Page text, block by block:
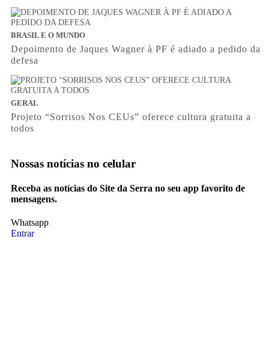
BRASIL E O MUNDO
Depoimento de Jaques Wagner à PF é adiado a pedido da
defesa
GERAL
Projeto “Sorrisos Nos CEUs” oferece cultura gratuita a
todos
Nossas notícias no celular
Receba as notícias do Site da Serra no seu app favorito de
mensagens.
Whatsapp
Entrar